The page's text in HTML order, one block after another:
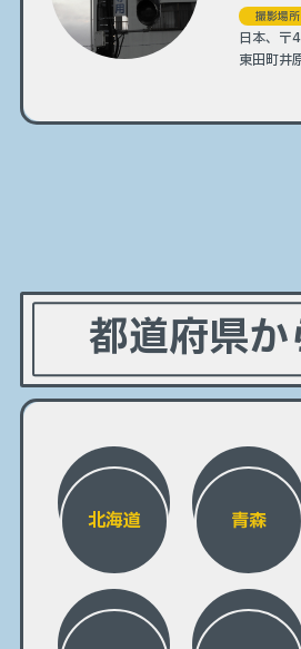
撮影場所
日本、〒
東田町井
都道府県か
北海道 青森